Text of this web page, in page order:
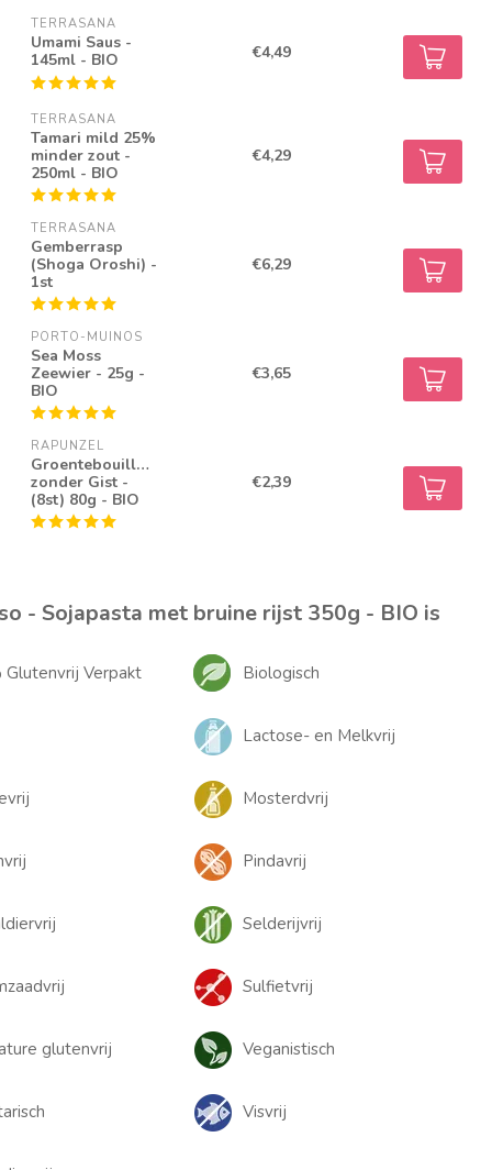
TERRASANA
Umami Saus -
145ml - BIO
€4,49
TERRASANA
Tamari mild 25%
minder zout -
250ml - BIO
€4,29
TERRASANA
Gemberrasp
(Shoga Oroshi) -
1st
€6,29
PORTO-MUINOS
Sea Moss
Zeewier - 25g -
BIO
€3,65
RAPUNZEL
Groentebouillonblokjes
zonder Gist -
(8st) 80g - BIO
€2,39
- Sojapasta met bruine rijst 350g - BIO is
Glutenvrij Verpakt Biologisch
Lactose- en Melkvrij
Mosterdvrij
Pindavrij
Selderijvrij
Sulfietvrij
glutenvrij Veganistisch
Visvrij